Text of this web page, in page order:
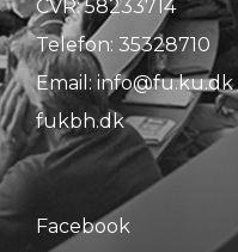
CVR: 58233714
Telefon: 35328710
Email: info@fu.ku.dk
fukbh.dk
Facebook